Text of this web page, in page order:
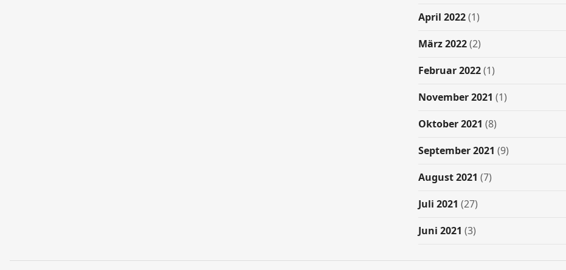
April 2022(1)
März 2022(2)
Februar 2022(1)
November 2021 (1)
Oktober 2021 (8)
September 2021 (9)
August 2021 (7)
Juli 2021 (27)
Juni 2021 (3)